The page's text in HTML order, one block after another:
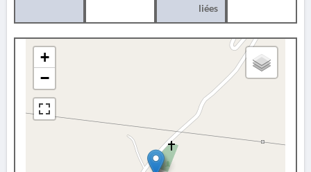
liées
+
−